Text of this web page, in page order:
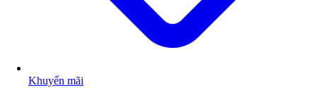
Khuyến mãi